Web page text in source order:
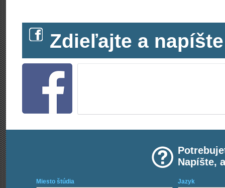
Zdieľajte a
Napíšte,
Miesto štúdia Jazyk